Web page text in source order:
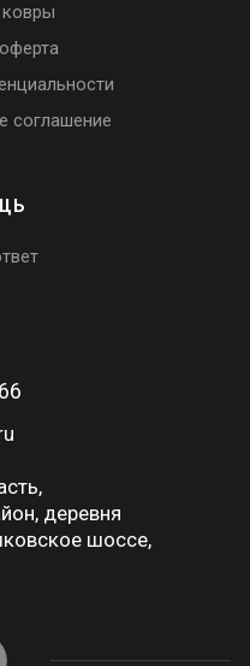
ковры
соглашение
деревня
шоссе,